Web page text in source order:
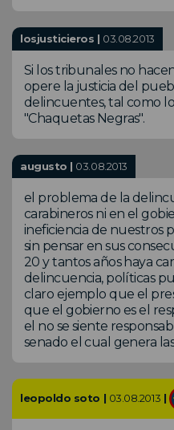
losjusticieros | 03.08.2013
Si los tribunales no
opere la justicia del
delincuentes, tal como
"Chaquetas Negras".
augusto | 03.08.2013
el problema de la
carabineros ni en el
ineficiencia de nuestros
sin pensar en sus
20 y tantos años haya
delincuencia, políticas
claro ejemplo que el
que el gobierno es el
el no se siente
senado el cual genera
leopoldo soto | 03.08.2013 |